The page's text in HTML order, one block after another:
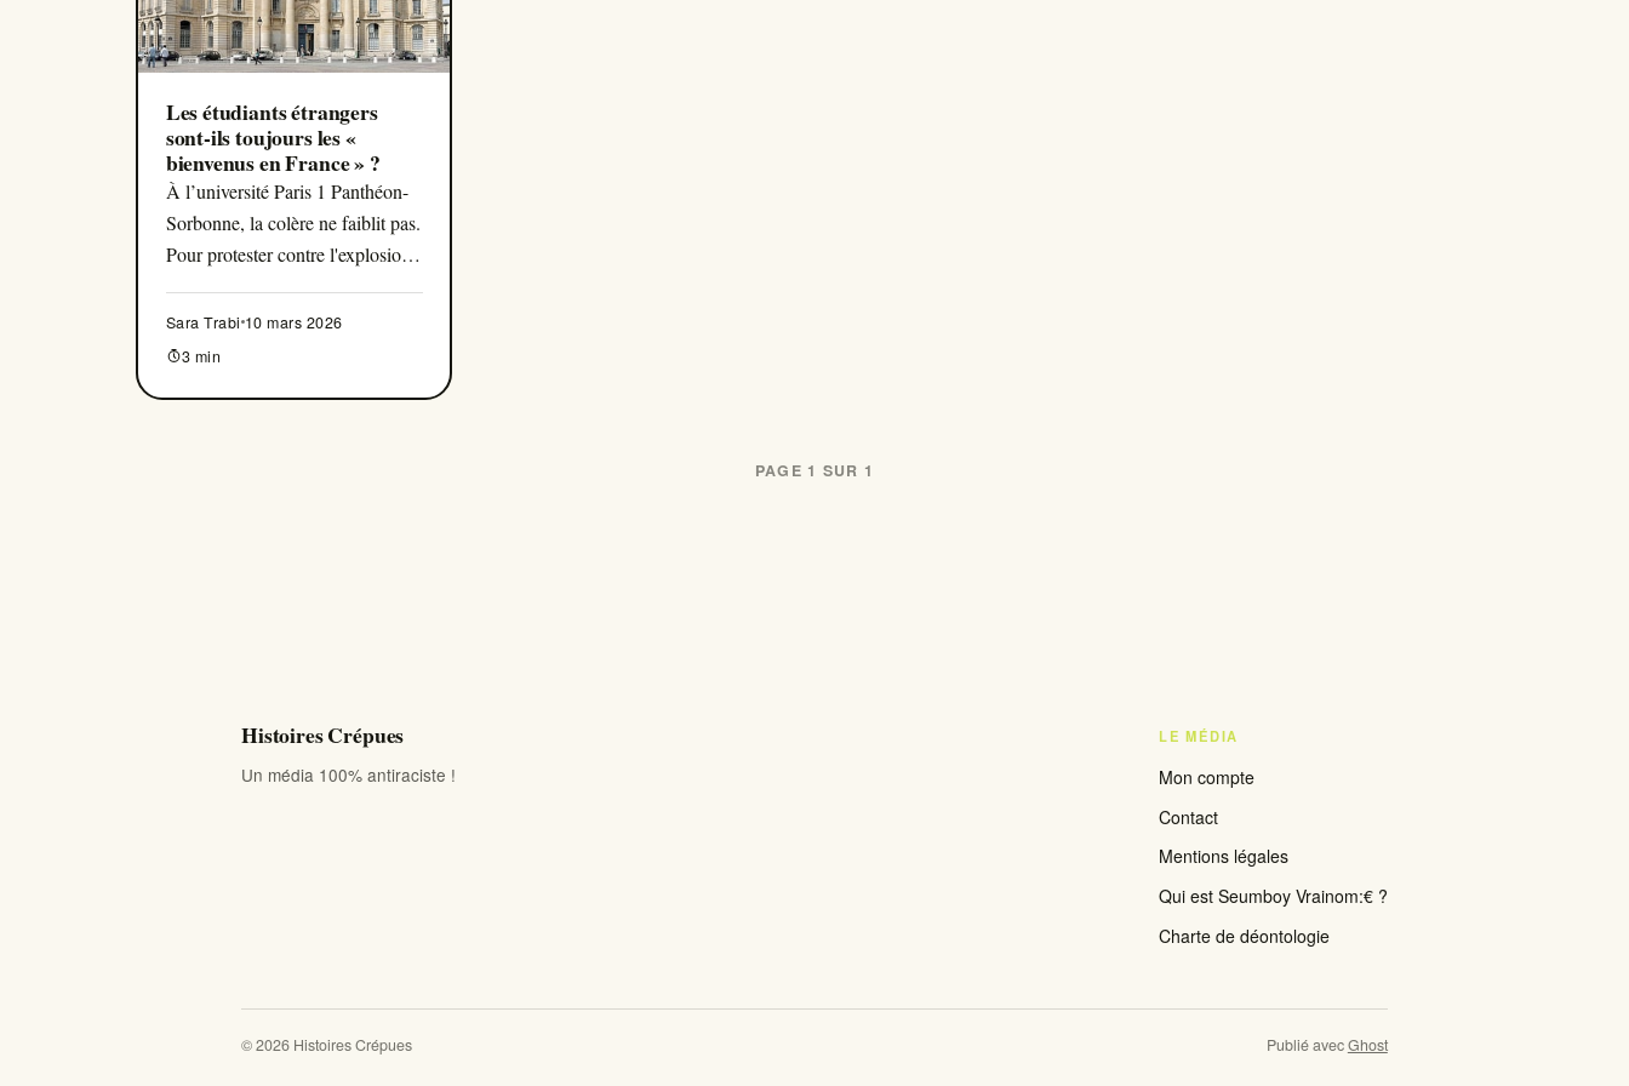
Les étudiants étrangers
sont-ils toujours les «
bienvenus en France » ?
À l’université Paris 1 Panthéon-
Sorbonne, la colère ne faiblit pas.
Pour protester contre l'explosion
étudiants étrangers, des
enseignants pratiquent la
Sara Trabi 10 mars 2026
3 min
PAGE 1 SUR 1
Histoires Crépues
Un média 100% antiraciste !
LE MÉDIA
Mon compte
Contact
Mentions légales
Qui est Seumboy Vrainom:€ ?
Charte de déontologie
© 2026 Histoires Crépues Publié avecGhost